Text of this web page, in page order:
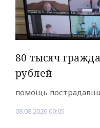
80 тысяч
рублей
помощь
08.08.2026 00:05